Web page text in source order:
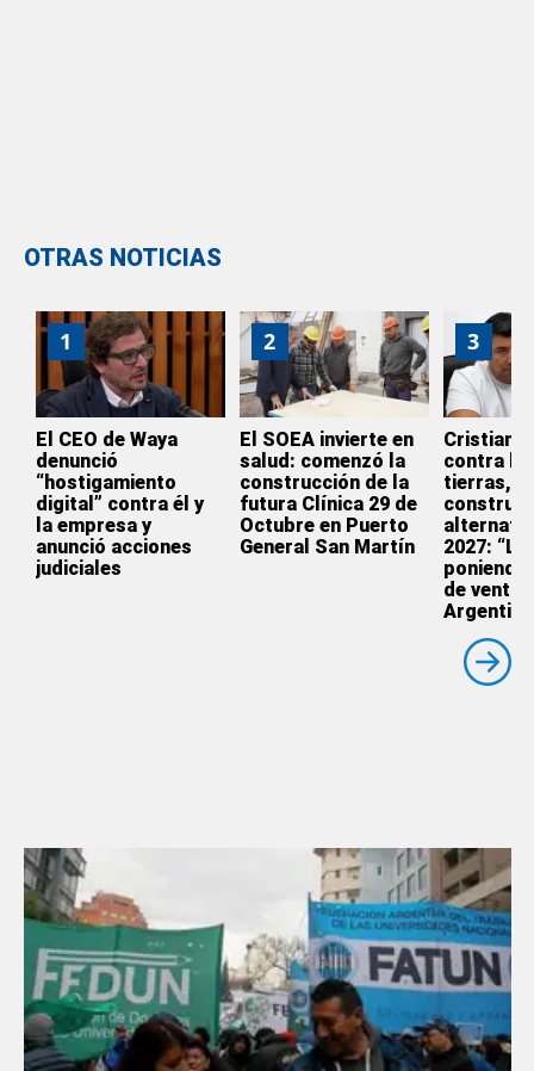
OTRAS NOTICIAS
1
El CEO de Waya
denunció
“hostigamiento
digital” contra él y
la empresa y
anunció acciones
judiciales
2
El SOEA invierte en
salud: comenzó la
construcción de la
futura Clínica 29 de
Octubre en Puerto
General San Martín
3
Cristian
contra la
tierras,
construir
2027:
de venta